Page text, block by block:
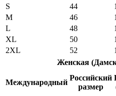
S
44
M
46
L
48
XL
50
2XL
52
Женская
Международный
Российский
размер